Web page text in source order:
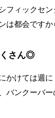
ィックセ
は都会ですか
さん◎
かけては週
ンクーバ